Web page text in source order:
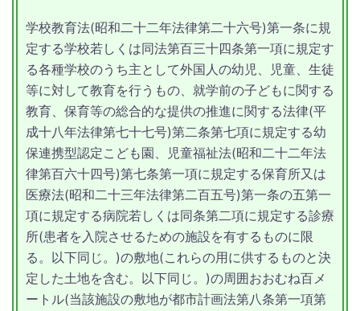
学校教育法(昭和二十二年法律第二十六号)第一条に規
定する学校若しくは同法第百三十四条第一項に規定す
る各種学校のうち主として外国人の幼児、児童、生徒
等に対して教育を行うもの、就学前の子どもに関する
教育、保育等の総合的な提供の推進に関する法律(平
成十八年法律第七十七号)第二条第七項に規定する幼
保連携型認定こども園、児童福祉法(昭和二十二年法
律第百六十四号)第七条第一項に規定する保育所又は
医療法(昭和二十三年法律第二百五号)第一条の五第一
項に規定する病院若しくは同条第二項に規定する診療
所(患者を入院させるための施設を有するものに限
る。以下同じ。)の敷地(これらの用に供するものと決
定した土地を含む。以下同じ。)の周囲おおむね百メ
ートル(当該施設の敷地が都市計画法第八条第一項第